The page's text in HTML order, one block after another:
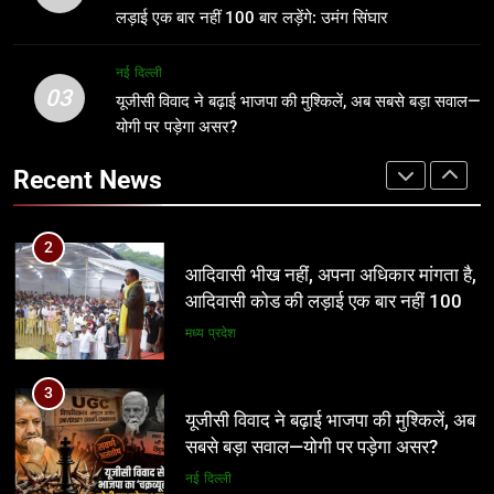
बार लड़ेंगे: उमंग सिंघार
मध्य प्रदेश
3
यूजीसी विवाद ने बढ़ाई भाजपा की मुश्किलें, अब
सबसे बड़ा सवाल—योगी पर पड़ेगा असर?
परिवारों की नजर सरकार पर
प्रमुख
5
महानगर का हर कार्यकर्ता अपने आप को जिला
अध्यक्ष समझे – शिवम रानू राजावत
अन्य
लड़ाई एक बार नहीं 100 बार लड़ेंगे: उमंग सिंघार
03
नई दिल्ली
यूजीसी विवाद ने बढ़ाई भाजपा की मुश्किलें, अब सबसे बड़ा सवाल—
योगी पर पड़ेगा असर?
Recent News
सम्मान समारोह एवं भागवत कथा का आयोजन
खेल
2
आदिवासी भीख नहीं, अपना अधिकार मांगता है,
आदिवासी कोड की लड़ाई एक बार नहीं 100
3
यूजीसी विवाद ने बढ़ाई भाजपा की मुश्किलें, अब
सबसे बड़ा सवाल—योगी पर पड़ेगा असर?
नई दिल्ली
4
आठवां वेतनमान अटका, एक करोड़ से ज्यादा
परिवारों की नजर सरकार पर
प्रमुख